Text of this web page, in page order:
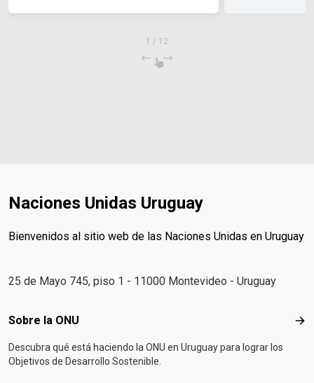
1 / 12
Naciones Unidas Uruguay
Bienvenidos al sitio web de las Naciones Unidas en Uruguay
25 de Mayo 745, piso 1 - 11000 Montevideo - Uruguay
Footer menu
Sobre la ONU
Descubra qué está haciendo la ONU en Uruguay para lograr los
Objetivos de Desarrollo Sostenible.